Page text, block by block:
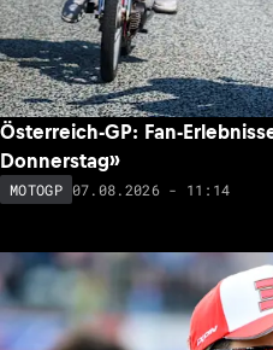
Österreich-GP: Fan-
Donnerstag»
MOTOGP 07.08.2026 - 11:14